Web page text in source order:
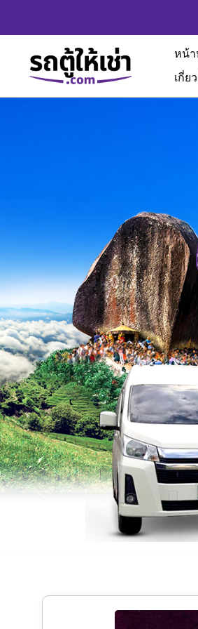
หน้า
เกี่ย